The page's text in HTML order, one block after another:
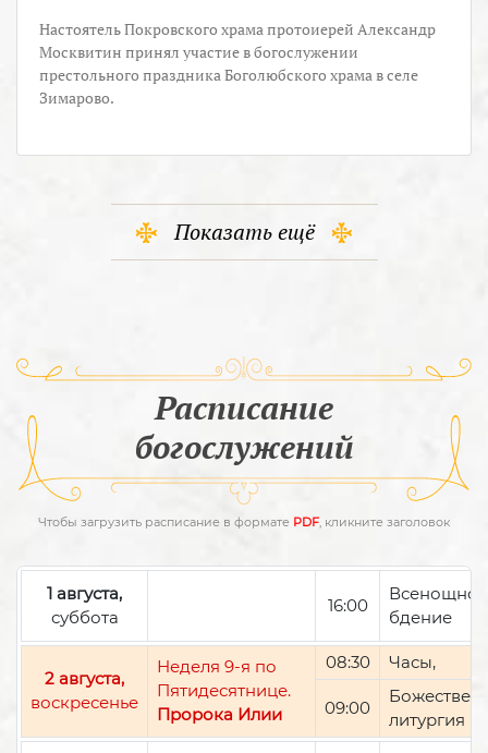
Настоятель Покровского храма протоиерей Александр
Москвитин принял участие в богослужении
престольного праздника Боголюбского храма в селе
Зимарово.
Показать ещё
Расписание
богослужений
Чтобы загрузить расписание в формате PDF, кликните заголовок
1 августа,
суббота
16:00
Всенощное
бдение
2 августа,
воскресенье
Неделя 9-я по
Пятидесятнице.
Пророка Илии
08:30 Часы,
09:00
литургия